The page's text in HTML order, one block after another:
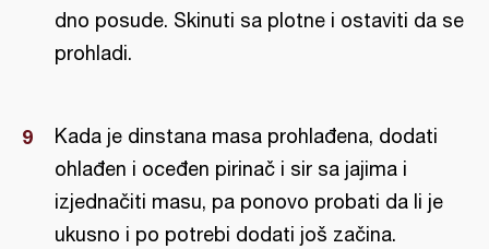
dno posude. Skinuti sa plotne i ostaviti da se
prohladi.
Kada je dinstana masa prohlađena, dodati
ohlađen i oceđen pirinač i sir sa jajima i
izjednačiti masu, pa ponovo probati da li je
ukusno i po potrebi dodati još začina.